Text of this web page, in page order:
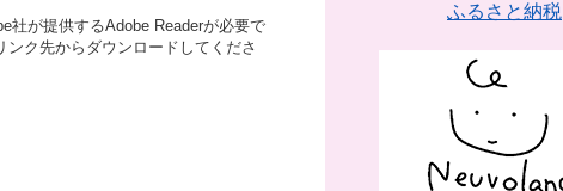
社が提供するAdobe Readerが必要で
ク先からダウンロードしてくださ
ふるさと納税